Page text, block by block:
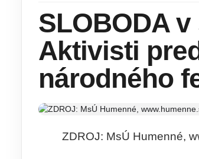
SLOBODA
Aktivisti
národného
ZDROJ: MsÚ Humenné,